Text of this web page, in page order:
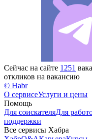
Сейчас на сайте 1251
откликов на вакансию
© Habr
О сервисеУслуги и цены
Помощь
Для соискателяДля
поддержки
Все сервисы Хабра